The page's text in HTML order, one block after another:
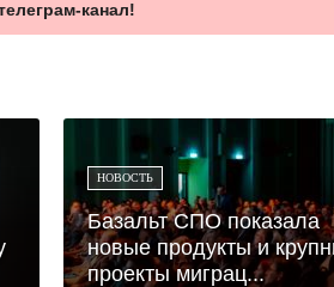
канал!
НОВОСТЬ
Базальт СПО показала
новые продукты и
проекты миграц...